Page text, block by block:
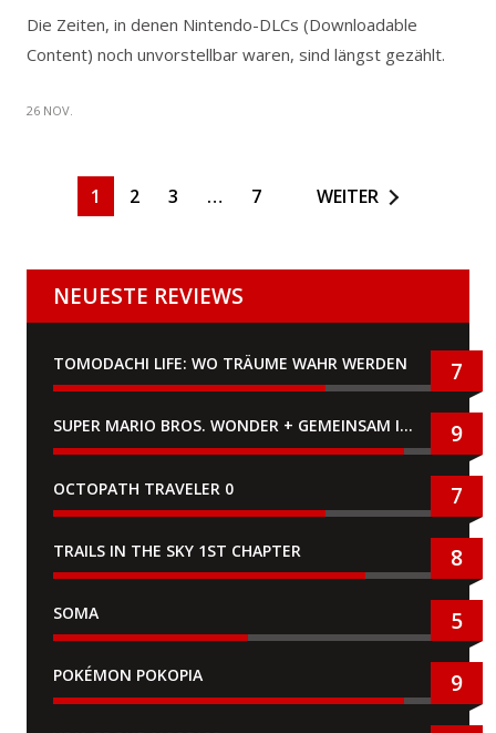
Die Zeiten, in denen Nintendo-DLCs (Downloadable
Content) noch unvorstellbar waren, sind längst gezählt.
26 NOV.
1 2 3 … 7 WEITER
NEUESTE REVIEWS
TOMODACHI LIFE: WO TRÄUME WAHR WERDEN 7
SUPER MARIO BROS. WONDER + GEMEINSAM IM BELLABEL-PARK 9
OCTOPATH TRAVELER 0 7
TRAILS IN THE SKY 1ST CHAPTER 8
SOMA 5
POKÉMON POKOPIA 9